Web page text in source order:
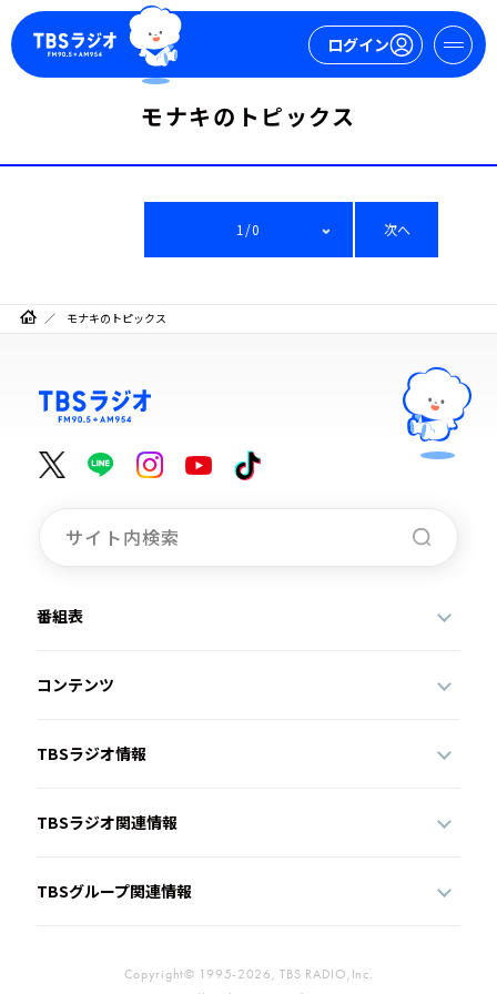
ログイン
今日の番組表
週間番組表
トピックス
TBS Podcast
イベント・グッズ
モナキのトピックス
1/0 次へ
モナキのトピックス
番組表
コンテンツ
TBSラジオ情報
TBSラジオ関連情報
TBSグループ関連情報
Copyright© 1995-2026, TBS RADIO,Inc.